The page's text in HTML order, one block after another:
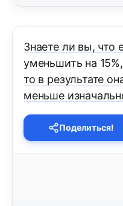
Знаете ли вы, что
уменьшить на
то в результате
меньше
Поделиться!